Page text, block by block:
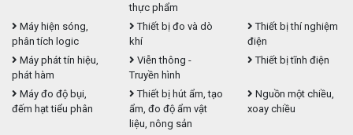
thực phẩm
Máy hiện sóng,
phân tích logic
Thiết bị đo và dò
khí
Thiết bị thí nghiệm
điện
Máy phát tín hiệu,
phát hàm
Viễn thông -
Truyền hình
Thiết bị tĩnh điện
Máy đo độ bụi,
đếm hạt tiểu phân
Thiết bị hút ẩm, tạo
ẩm, đo độ ẩm vật
liệu, nông sản
Nguồn một chiều,
xoay chiều